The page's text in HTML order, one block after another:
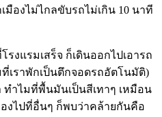
มืองไม่ไกลขับรถไม่เกิน 10 นาที
งแรมเสร็จ ก็เดินออกไปเอารถ
เราพักเป็นตึกจอดรถอัตโนมัติ)
ทำไมที่พื้นมันเป็นสีเทาๆ เหมือน
งไปที่อื่นๆ ก็พบว่าคล้ายกันคือ